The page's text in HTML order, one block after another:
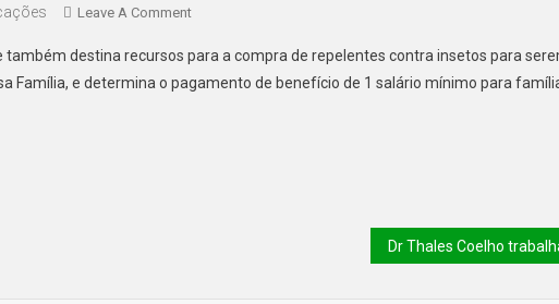
Leave A Comment
destina recursos para a compra de repelentes contra insetos para
Família, e determina o pagamento de benefício de 1 salário mínimo para